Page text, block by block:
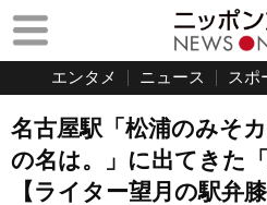
エンタメ ニュース スポ
名古屋駅「松浦のみそ
の名は。」に出てきた
【ライター望月の駅弁膝